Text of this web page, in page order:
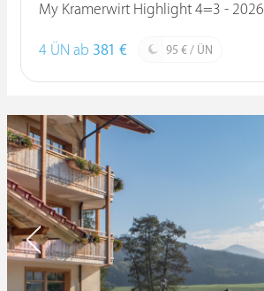
My Kramerwirt Highlight 4=3 - 2026
4 ÜN ab 381 € 95 € / ÜN